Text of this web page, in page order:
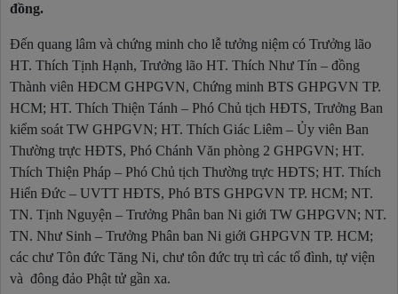
đồng.
Đến quang lâm và chứng minh cho lễ tưởng niệm có Trưởng lão
HT. Thích Tịnh Hạnh, Trưởng lão HT. Thích Như Tín – đồng
Thành viên HĐCM GHPGVN, Chứng minh BTS GHPGVN TP.
HCM; HT. Thích Thiện Tánh – Phó Chủ tịch HĐTS, Trưởng Ban
kiểm soát TW GHPGVN; HT. Thích Giác Liêm – Ủy viên Ban
Thường trực HĐTS, Phó Chánh Văn phòng 2 GHPGVN; HT.
Thích Thiện Pháp – Phó Chủ tịch Thường trực HĐTS; HT. Thích
Hiển Đức – UVTT HĐTS, Phó BTS GHPGVN TP. HCM; NT.
TN. Tịnh Nguyện – Trưởng Phân ban Ni giới TW GHPGVN; NT.
TN. Như Sinh – Trưởng Phân ban Ni giới GHPGVN TP. HCM;
các chư Tôn đức Tăng Ni, chư tôn đức trụ trì các tổ đình, tự viện
và đông đảo Phật tử gần xa.